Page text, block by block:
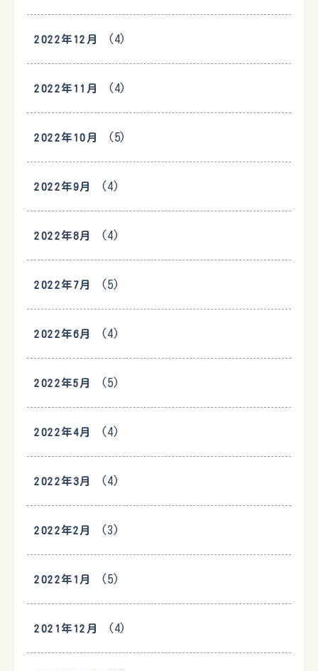
2022年12月 (4)
2022年11月 (4)
2022年10月 (5)
2022年9月 (4)
2022年8月 (4)
2022年7月 (5)
2022年6月 (4)
2022年5月 (5)
2022年4月 (4)
2022年3月 (4)
2022年2月 (3)
2022年1月 (5)
2021年12月 (4)